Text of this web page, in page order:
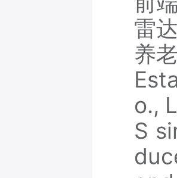
雷
养
o.,
S